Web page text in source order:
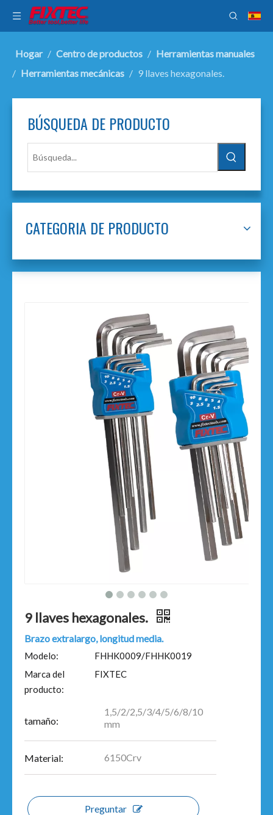
Hogar / Centro de productos / Herramientas manuales
/ Herramientas mecánicas / 9 llaves hexagonales.
BÚSQUEDA DE PRODUCTO
CATEGORIA DE PRODUCTO
9 llaves hexagonales.
Brazo extralargo, longitud media.
Modelo:
FHHK0009/FHHK0019
Marca del
producto:
FIXTEC
tamaño:
1,5/2/2,5/3/4/5/6/8/10
mm
Material: 6150Crv
Preguntar